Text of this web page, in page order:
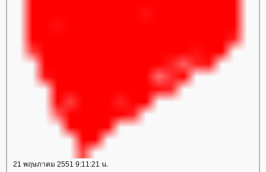
21 พฤษภาคม 2551 9:11:21 น.